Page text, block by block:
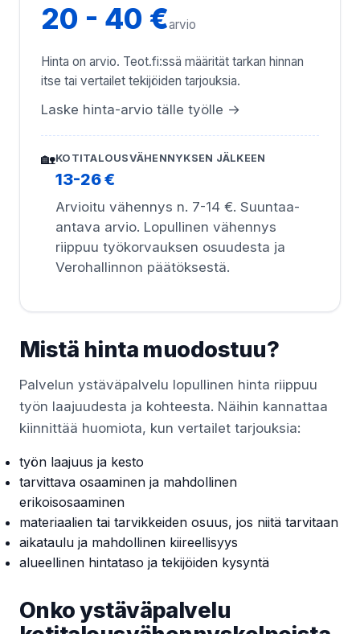
20 - 40 €arvio
Hinta on arvio. Teot.fi:ssä määrität tarkan hinnan
itse tai vertailet tekijöiden tarjouksia.
Laske hinta-arvio tälle työlle →
🏡KOTITALOUSVÄHENNYKSEN JÄLKEEN
13-26 €
Arvioitu vähennys n. 7-14 €. Suuntaa-
antava arvio. Lopullinen vähennys
riippuu työkorvauksen osuudesta ja
Verohallinnon päätöksestä.
Mistä hinta muodostuu?
Palvelun ystäväpalvelu lopullinen hinta riippuu
työn laajuudesta ja kohteesta. Näihin kannattaa
kiinnittää huomiota, kun vertailet tarjouksia:
työn laajuus ja kesto
tarvittava osaaminen ja mahdollinen
erikoisosaaminen
materiaalien tai tarvikkeiden osuus, jos niitä tarvitaan
aikataulu ja mahdollinen kiireellisyys
alueellinen hintataso ja tekijöiden kysyntä
Onko ystäväpalvelu